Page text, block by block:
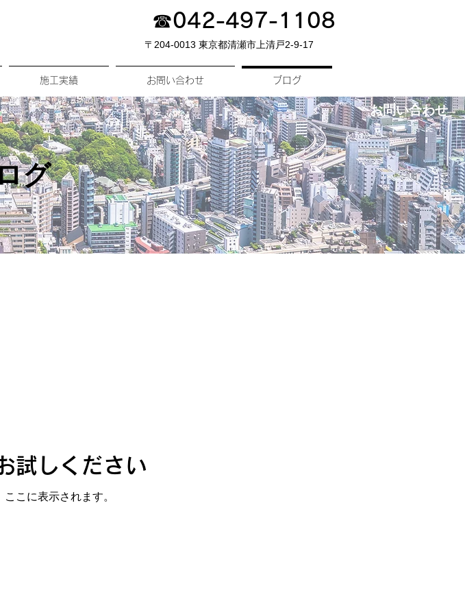
​お問い合わせ
☎042-497-1108
〒204-0013 東京都清瀬市上清戸2-9-17
施工実績 お問い合わせ ブログ
グ
試しください
こに表示されます。